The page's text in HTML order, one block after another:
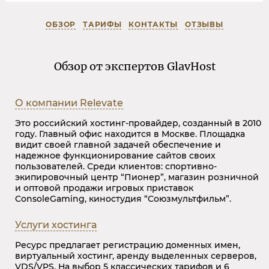
ОБЗОР ТАРИФЫ КОНТАКТЫ ОТЗЫВЫ
Обзор от экспертов GlavHost
О компании Relevate
Это российский хостинг-провайдер, созданный в 2010
году. Главный офис находится в Москве. Площадка
видит своей главной задачей обеспечение и
надежное функционирование сайтов своих
пользователей. Среди клиентов: спортивно-
экипировочный центр “Пионер”, магазин розничной
и оптовой продажи игровых приставок
ConsoleGaming, киностудия “Союзмультфильм”.
Услуги хостинга
Ресурс предлагает регистрацию доменных имен,
виртуальный хостинг, аренду выделенных серверов,
VDS/VPS. На выбор 5 классических тарифов и 6